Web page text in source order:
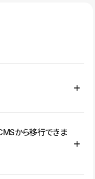
、採用サイト、ブロ
品紹介サイト、ポートフ
から移行できま